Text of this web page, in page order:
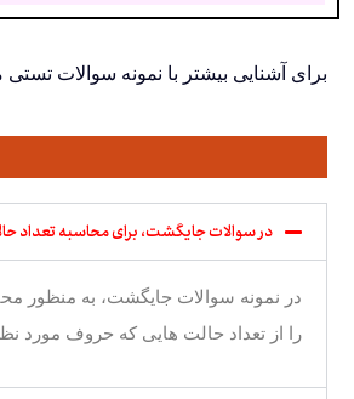
برای آشنایی بیشتر با نمونه سوالات
در سوالات جایگشت، برای محاسبه تعداد
در نمونه سوالات جایگشت، به منظور
را از تعداد حالت هایی که حروف مورد